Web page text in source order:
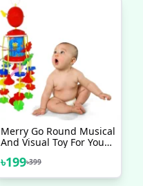
Merry Go Round Musical
And Visual Toy For Your
৳199৳399